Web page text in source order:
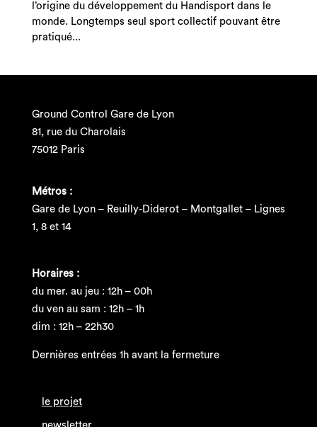
l’origine du développement du Handisport dans le
monde. Longtemps seul sport collectif pouvant être
pratiqué...
Ground Control Gare de Lyon
81, rue du Charolais
75012 Paris
Métros :
Gare de Lyon – Reuilly-Diderot – Montgallet – Lignes
1, 8 et 14
Horaires :
du mer. au jeu : 12h – 00h
du ven au sam : 12h – 1h
dim : 12h – 22h30
Dernières entrées 1h avant la fermeture
le projet